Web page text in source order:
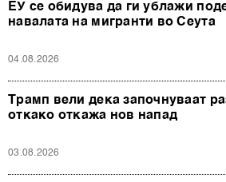
ЕУ се обидува да ги ублажи
навалата на мигранти во Сеута
04.08.2026
Трамп вели дека започнуваат
откако откажа нов напад
03.08.2026